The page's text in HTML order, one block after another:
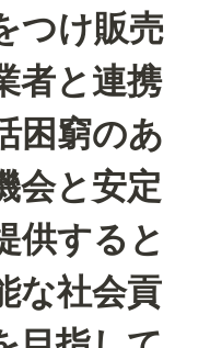
つけ販売
者と連携
困窮のあ
会と安定
供すると
な社会貢